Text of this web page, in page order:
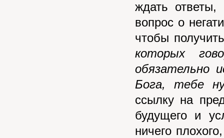
ждать
вопрос о
чтобы
которых
обязательно
Бога, тебе
ссылку на
будущего и
ничего